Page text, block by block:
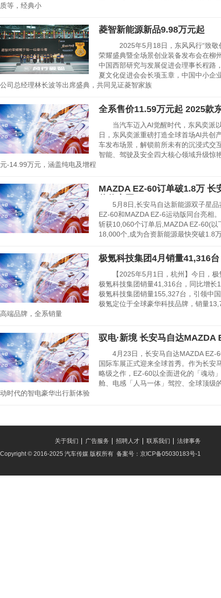
质等，经典小
菱智新能源新品9.98万元起
2025年5月18日，东风风行“致敬创
荣耀盛典暨全场景创业装备发布会在柳
中国西部研究与发展促进会理事长程路
夏文化促进会会长项玉章，中国中小企
公司总经理林长波等出席盛典，共同见证菱智家族
全系售价11.59万元起 2025款
当汽车迈入AI觉醒时代，东风奕派
日，东风奕派重磅打造全球首场AI共创
车发布场景，解锁前所未有的沉浸式交
智能、驾驶及安全四大核心领域升级惊
元-14.99万元，涵盖纯电及增程
MAZDA EZ-60订单破1.8万 长
5月8日,长安马自达新能源双子星品
EZ-60和MAZDA EZ-6运动版同台亮相
斩获10,060个订单后,MAZDA EZ-60(
18,000个,成为合资新能源最快突破1.8
极氪科技集团4月销量41,316
【2025年5月1日，杭州】今日，极
极氪科技集团销量41,316台，同比增长
极氪科技集团销量155,327台，引领中
极氪定位于全球豪华科技品牌，销量
高端品牌，全系销量
驭电·新境 长安马自达MAZDA
4月23日，长安马自达MAZDA EZ-
国际车展正式迎来全球首秀。作为长安
略级之作，EZ-60以全面进化的「魂动
舱、电感「人马一体」驾控、全球顶级
动时代的智电豪华出行新体验
法律事务
联系我们
招聘人才
广告服务
关于我们
Copyright © 2016-2025 汽车传媒 版权所有 备案号：京ICP备05030183号-1